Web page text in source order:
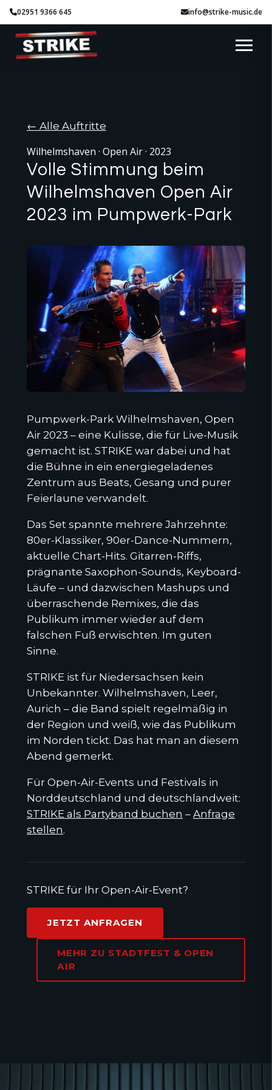
02951 9366 645 info@strike-music.de
← Alle Auftritte
Wilhelmshaven · Open Air · 2023
Volle Stimmung beim
Wilhelmshaven Open Air
2023 im Pumpwerk-Park
Pumpwerk-Park Wilhelmshaven, Open
Air 2023 – eine Kulisse, die für Live-Musik
gemacht ist. STRIKE war dabei und hat
die Bühne in ein energiegeladenes
Zentrum aus Beats, Gesang und purer
Feierlaune verwandelt.
Das Set spannte mehrere Jahrzehnte:
80er-Klassiker, 90er-Dance-Nummern,
aktuelle Chart-Hits. Gitarren-Riffs,
prägnante Saxophon-Sounds, Keyboard-
Läufe – und dazwischen Mashups und
überraschende Remixes, die das
Publikum immer wieder auf dem
falschen Fuß erwischten. Im guten
Sinne.
STRIKE ist für Niedersachsen kein
Unbekannter. Wilhelmshaven, Leer,
Aurich – die Band spielt regelmäßig in
der Region und weiß, wie das Publikum
im Norden tickt. Das hat man an diesem
Abend gemerkt.
Für Open-Air-Events und Festivals in
Norddeutschland und deutschlandweit:
STRIKE als Partyband buchen – Anfrage
stellen.
STRIKE für Ihr Open-Air-Event?
JETZT ANFRAGEN
MEHR ZU STADTFEST & OPEN
AIR